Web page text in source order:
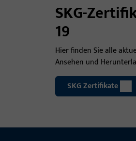
SKG-
19
Hier finden Sie alle
Ansehen und
SKG Zertifikate